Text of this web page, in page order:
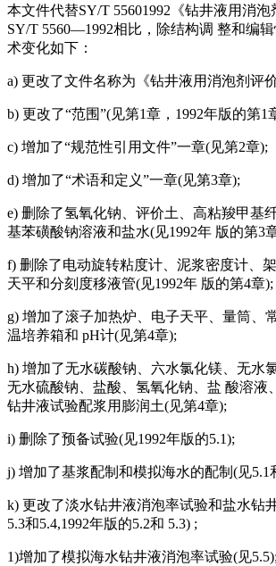
本文件代替SY/T 55601992《钻井液用消
SY/T 5560—1992相比，除结构调 整和编
术变化如下：
a) 更改了文件名称为《钻井液用消泡剂评
b) 更改了“范围”(见第1章，1992年版的第1
c) 增加了“规范性引用文件”一章(见第2章);
d) 增加了“术语和定义”一章(见第3章);
e) 删除了氢氧化钠、评价土、高粘羧甲基
基苯磺酸钠溶液和盐水(见1992年 版的第3
f) 删除了电动旋转粘度计、泥浆密度计、
天平和分刻度移液管(见1992年 版的第4章);
g) 增加了滚子加热炉、电子天平、量筒、
温培养箱和 pH计(见第4章);
h) 增加了无水碳酸钠、六水氯化镁、无水
无水硫酸钠、盐酸、氢氧化钠、盐 酸溶液
钻井液试验配浆用膨润土(见第4章);
i) 删除了预备试验(见1992年版的5.1);
j) 增加了基浆配制和模拟海水的配制(见5.1
k) 更改了淡水钻井液消泡率试验和盐水钻
5.3和5.4,1992年版的5.2和 5.3) ;
1)增加了模拟海水钻井液消泡率试验(见5.5);